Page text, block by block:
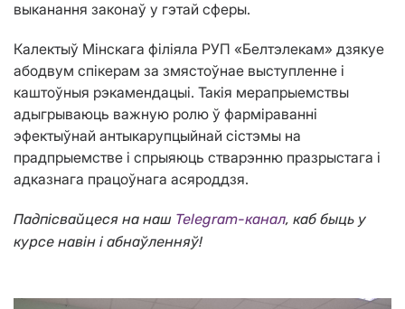
выканання законаў у гэтай сферы.
Калектыў Мінскага філіяла РУП «Белтэлекам» дзякуе
абодвум спікерам за змястоўнае выступленне і
каштоўныя рэкамендацыі. Такія мерапрыемствы
адыгрываюць важную ролю ў фарміраванні
эфектыўнай антыкарупцыйнай сістэмы на
прадпрыемстве і спрыяюць стварэнню празрыстага і
адказнага працоўнага асяроддзя.
Падпісвайцеся на наш Telegram-канал, каб быць у
курсе навін і абнаўленняў!